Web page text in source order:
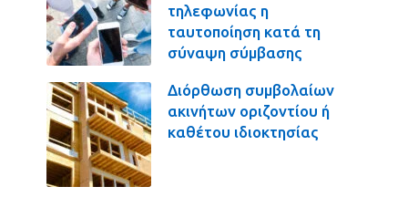
τηλεφωνίας η
ταυτοποίηση κατά τη
σύναψη σύμβασης
Διόρθωση συμβολαίων
ακινήτων οριζοντίου ή
καθέτου ιδιοκτησίας